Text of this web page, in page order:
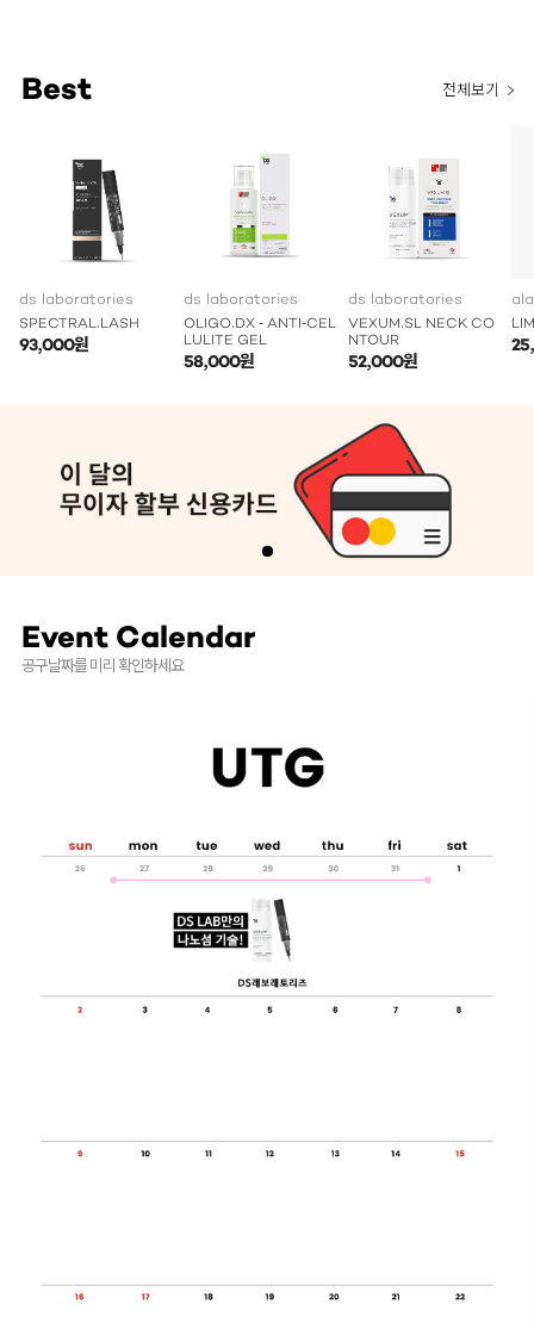
Best 전체보기
ds laboratories
SPECTRAL.LASH
93,000원
ds laboratories
OLIGO.DX - ANTI-CEL
LULITE GEL
58,000원
ds laboratories
VEXUM.SL NECK CO
NTOUR
52,000원
Event Calendar
공구날짜를 미리 확인하세요